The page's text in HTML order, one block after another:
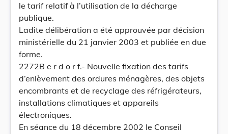
le tarif relatif à l’utilisation de la décharge
publique.
Ladite délibération a été approuvée par décision
ministérielle du 21 janvier 2003 et publiée en due
forme.
2272B e r d o r f.- Nouvelle fixation des tarifs
d’enlèvement des ordures ménagères, des objets
encombrants et de recyclage des réfrigérateurs,
installations climatiques et appareils
électroniques.
En séance du 18 décembre 2002 le Conseil